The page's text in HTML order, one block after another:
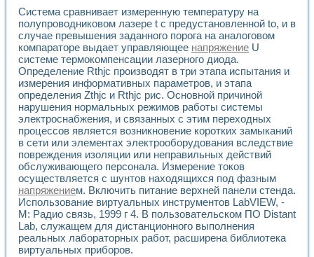
Оборудование для промышленной термотрансферной
Автоматизация реометрических исследований на базе
Применение измерителя иммитанса для исследова¬ния
Исследование электромагнитных переходных процессов
Стенд для исследования электрических переходных
Автоматизация контроля сварных швов на базе
Измерительный контроль с применением
Моделирование надежности и эффективности систем
Лабораторные практикумы и учебные стенды
Автоматизация лабораторного стенда по измерению
Автоматизированные лабораторные комплексы для
Виртуальный прибор для исследования нелинейных
Использование виртуальных приборов в процесе
Использование программ ELECTRONICS WORKBENCH-
Лабораторный практикум по дисциплине «Цифровые
Лабораторный практикум по ИНС на основе LabVIEW
Лабораторный практикум по основам теории коммутации
Опыт использования NI LabVIEW для создания
Применение LabVIEW для исследования течения в
Система сравнивает измеренную температуру на
полупроводниковом лазере t с предустановленной to, и в
случае превышения заданного порога на аналоговом
компараторе выдает управляющее напряжение U
системе термокомпенсации лазерного диода.
Определение Rthjc производят в три этапа испытания и
измерения информативных параметров, и этапа
определения Zthjc и Rthjc рис. Основной причиной
нарушения нормальных режимов работы системы
электроснабжения, и связанных с этим переходных
процессов является возникновение коротких замыканий
в сети или элементах электрооборудования вследствие
повреждения изоляции или неправильных действий
обслуживающего персонала. Измерение токов
осуществляется с шунтов находящихся под фазным
напряжением. Включить питание верхней панели стенда.
Использование виртуальных инструментов LabVIEW, -
М: Радио связь, 1999 г 4. В пользовательском ПО Distant
Lab, служащем для дистанционного выполнения
реальных лабораторных работ, расширена библиотека
виртуальных приборов.